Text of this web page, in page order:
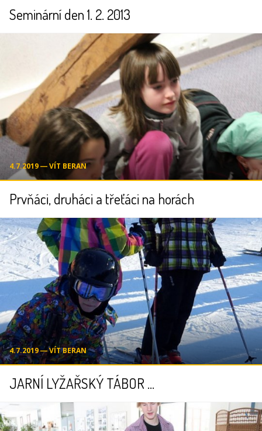
Seminární den 1. 2. 2013
4.7.2019 ― VÍT BERAN
Prvňáci, druháci a třeťáci na horách
4.7.2019 ― VÍT BERAN
JARNÍ LYŽAŘSKÝ TÁBOR ...